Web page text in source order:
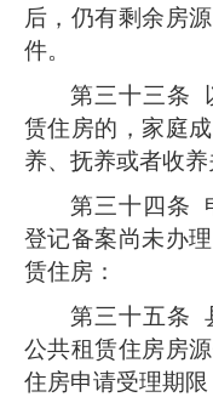
后，仍有剩余房
件。
第三十三条
赁住房的，家庭
养、抚养或者收养
第三十四条
登记备案尚未办
赁住房：
第三十五条
公共租赁住房房
住房申请受理期限